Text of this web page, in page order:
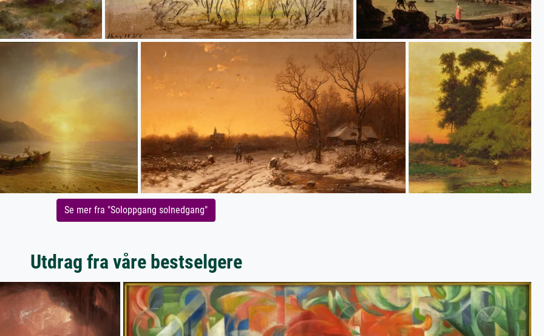
Se mer fra "Soloppgang solnedgang"
Utdrag fra våre bestselgere